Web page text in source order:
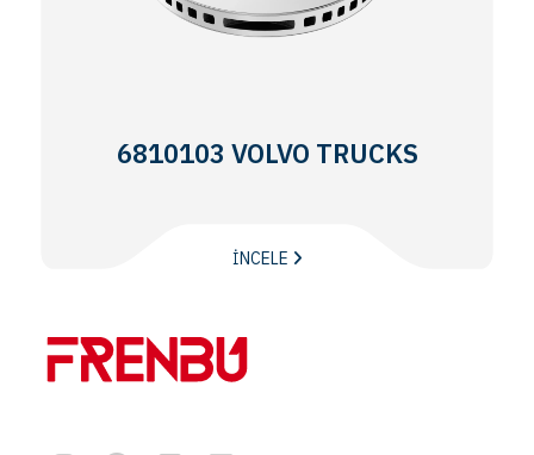
6810103 VOLVO TRUCKS
İNCELE